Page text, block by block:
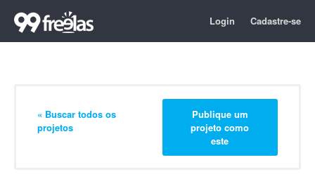
Login Cadastre-se
« Buscar todos os
projetos
Publique um
projeto como
este